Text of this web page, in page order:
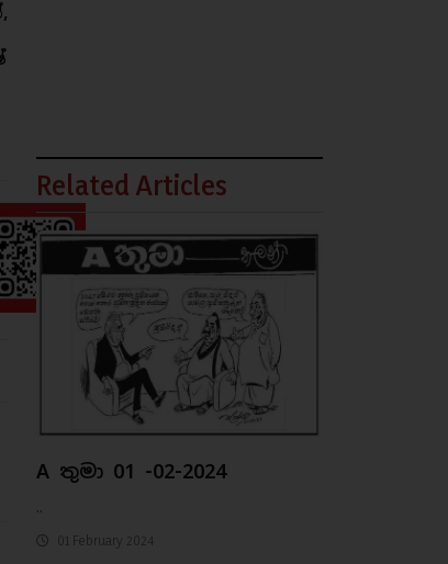
Related Articles
A තුමා 01 -02-2024
..
01 February 2024